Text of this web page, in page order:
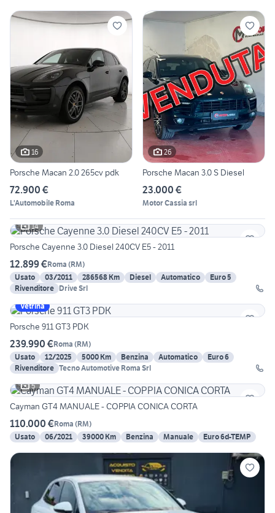
16
Porsche Macan 2.0 265cv pdk
72.900 €
L'Automobile Roma
26
Porsche Macan 3.0 S Diesel
23.000 €
Motor Cassia srl
14
Porsche Cayenne 3.0 Diesel 240CV E5 - 2011
12.899 €Roma (RM)
Usato
03/2011 286568 Km Diesel Automatico
Euro 5
Rivenditore Drive Srl
Vetrina
Porsche 911 GT3 PDK
239.990 €Roma (RM)
Usato
12/2025 5000 Km Benzina Automatico
Euro 6
Rivenditore Tecno Automotive Roma Srl
5
Cayman GT4 MANUALE - COPPIA CONICA CORTA
110.000 €Roma (RM)
Usato
06/2021 39000 Km Benzina Manuale Euro 6d-TEMP